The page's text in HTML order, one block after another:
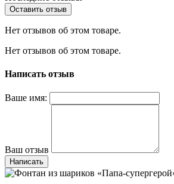
Оставить отзыв
Нет отзывов об этом товаре.
Нет отзывов об этом товаре.
Написать отзыв
Ваше имя:
Ваш отзыв
Написать